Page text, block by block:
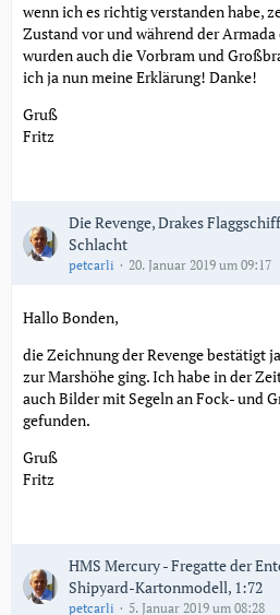
wenn ich es richtig verstanden habe,
Zustand vor und während der
wurden auch die Vorbram und
ich ja nun meine Erklärung! Danke!
Gruß
Fritz
Die Revenge, Drakes
Schlacht
petcarli 20. Januar 2019 um 09:17
Hallo Bonden,
die Zeichnung der Revenge bestätigt
zur Marshöhe ging. Ich habe in der
auch Bilder mit Segeln an Fock- und
gefunden.
Gruß
Fritz
HMS Mercury - Fregatte der
Shipyard-Kartonmodell, 1:72
petcarli 5. Januar 2019 um 08:28